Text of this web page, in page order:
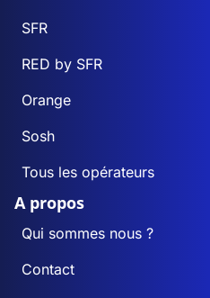
SFR
RED by SFR
Orange
Sosh
Tous les opérateurs
A propos
Qui sommes nous ?
Contact